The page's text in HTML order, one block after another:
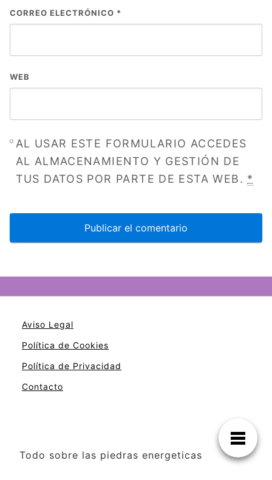
CORREO ELECTRÓNICO *
WEB
AL USAR ESTE FORMULARIO ACCEDES
AL ALMACENAMIENTO Y GESTIÓN DE
TUS DATOS POR PARTE DE ESTA WEB. *
Aviso Legal
Política de Cookies
Política de Privacidad
Contacto
Todo sobre las piedras energeticas